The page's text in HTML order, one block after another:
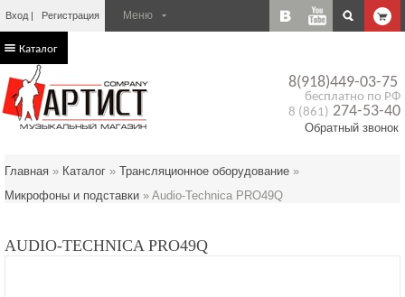
Вход Регистрация
8(918)449-03-75
бесплатно по РФ
8 (861) 274-53-40
Обратный звонок
Каталог
Главная » Каталог » Трансляционное оборудование »
Микрофоны и подставки » Audio-Technica PRO49Q
AUDIO-TECHNICA PRO49Q